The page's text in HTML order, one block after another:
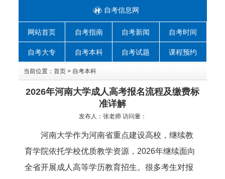
自考信息网
网站首页 自考指南 自考新闻 自考时间
自考大专 自考本科 自考试题 课程预约
当前位置： 首页> 自考本科
2026年河南大学成人高考报名流程及缴费标
准详解
发布人： 张老师访问量：
河南大学作为河南省重点建设高校，继续教
育学院依托学校优质教学资源，2026年继续面向
全省开展成人高等学历教育招生。很多考生对报